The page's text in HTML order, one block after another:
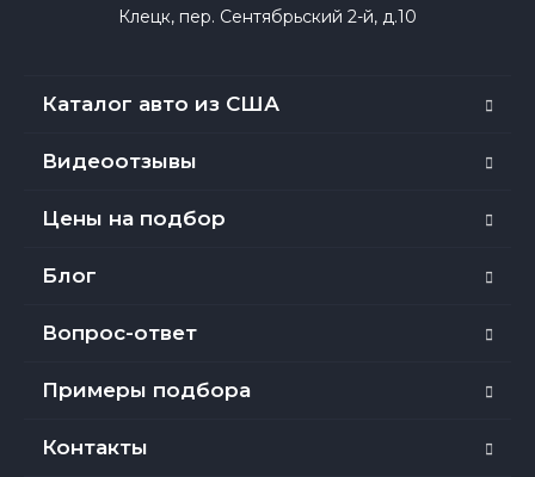
Клецк, пер. Сентябрьский 2-й, д.10
Каталог авто из США
Видеоотзывы
Цены на подбор
Блог
Вопрос-ответ
Примеры подбора
Контакты